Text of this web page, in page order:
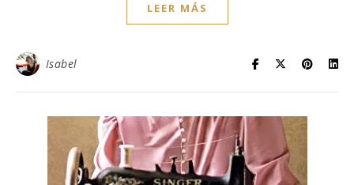
LEER MÁS
Isabel